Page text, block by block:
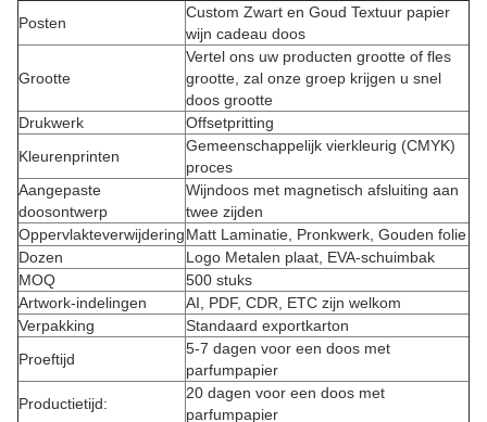
Posten
Custom Zwart en Goud Textuur papier
wijn cadeau doos
Grootte
Vertel ons uw producten grootte of fles
grootte, zal onze groep krijgen u snel
doos grootte
Drukwerk
Offsetpritting
Kleurenprinten
Gemeenschappelijk vierkleurig (CMYK)
proces
Aangepaste
doosontwerp
Wijndoos met magnetisch afsluiting aan
twee zijden
OppervlakteverwijderingMatt Laminatie, Pronkwerk, Gouden folie
Dozen
Logo Metalen plaat, EVA-schuimbak
MOQ
500 stuks
Artwork-indelingen
AI, PDF, CDR, ETC zijn welkom
Verpakking
Standaard exportkarton
Proeftijd
5-7 dagen voor een doos met
parfumpapier
Productietijd:
20 dagen voor een doos met
parfumpapier